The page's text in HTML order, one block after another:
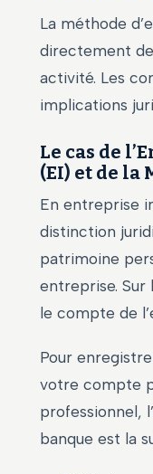
La méthode
directement
activité. Les
implications
Le cas de
(EI) et de
En entreprise
distinction
patrimoine
entreprise. Sur
le compte de
Pour
votre compte
professionnel,
banque est la